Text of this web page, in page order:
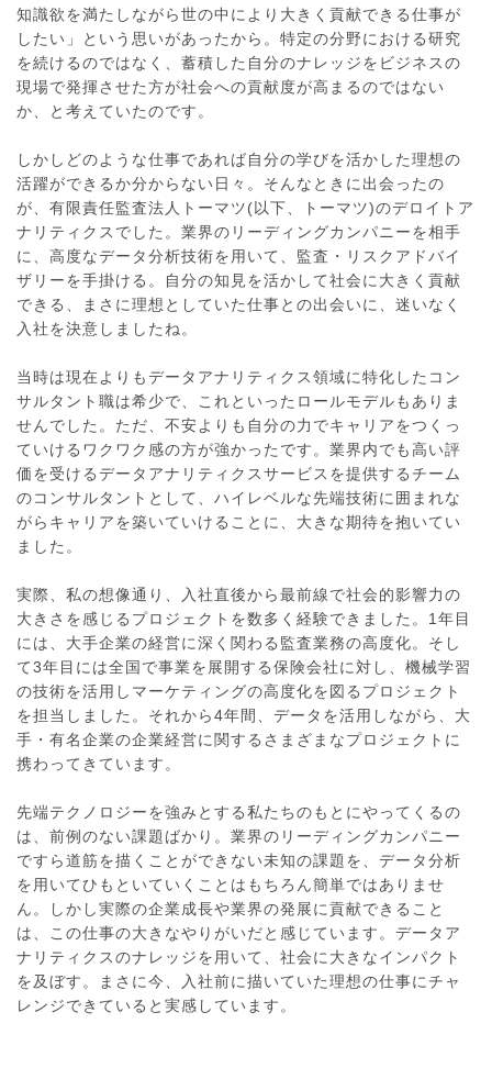
知識欲を満たしながら世の中により大きく貢献できる仕事が
したい」という思いがあったから。特定の分野における研究
を続けるのではなく、蓄積した自分のナレッジをビジネスの
現場で発揮させた方が社会への貢献度が高まるのではない
か、と考えていたのです。
しかしどのような仕事であれば自分の学びを活かした理想の
活躍ができるか分からない日々。そんなときに出会ったの
が、有限責任監査法人トーマツ(以下、トーマツ)のデロイトア
ナリティクスでした。業界のリーディングカンパニーを相手
に、高度なデータ分析技術を用いて、監査・リスクアドバイ
ザリーを手掛ける。自分の知見を活かして社会に大きく貢献
できる、まさに理想としていた仕事との出会いに、迷いなく
入社を決意しましたね。
当時は現在よりもデータアナリティクス領域に特化したコン
サルタント職は希少で、これといったロールモデルもありま
せんでした。ただ、不安よりも自分の力でキャリアをつくっ
ていけるワクワク感の方が強かったです。業界内でも高い評
価を受けるデータアナリティクスサービスを提供するチーム
のコンサルタントとして、ハイレベルな先端技術に囲まれな
がらキャリアを築いていけることに、大きな期待を抱いてい
ました。
実際、私の想像通り、入社直後から最前線で社会的影響力の
大きさを感じるプロジェクトを数多く経験できました。1年目
には、大手企業の経営に深く関わる監査業務の高度化。そし
て3年目には全国で事業を展開する保険会社に対し、機械学習
の技術を活用しマーケティングの高度化を図るプロジェクト
を担当しました。それから4年間、データを活用しながら、大
手・有名企業の企業経営に関するさまざまなプロジェクトに
携わってきています。
先端テクノロジーを強みとする私たちのもとにやってくるの
は、前例のない課題ばかり。業界のリーディングカンパニー
ですら道筋を描くことができない未知の課題を、データ分析
を用いてひもといていくことはもちろん簡単ではありませ
ん。しかし実際の企業成長や業界の発展に貢献できること
は、この仕事の大きなやりがいだと感じています。データア
ナリティクスのナレッジを用いて、社会に大きなインパクト
を及ぼす。まさに今、入社前に描いていた理想の仕事にチャ
レンジできていると実感しています。